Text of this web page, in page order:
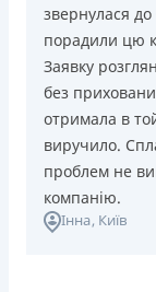
звернулася
порадили цю
Заявку
без
отримала в
виручило.
проблем не
компанію.
Інна, Київ